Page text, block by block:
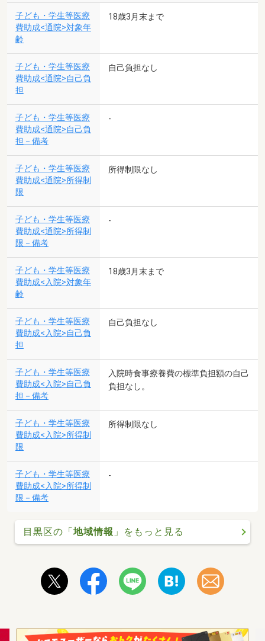
子ども・学生等医療
費助成<通院>対象年
齢
18歳3月末まで
子ども・学生等医療
費助成<通院>自己負
担
自己負担なし
子ども・学生等医療
費助成<通院>自己負
担－備考
-
子ども・学生等医療
費助成<通院>所得制
限
所得制限なし
子ども・学生等医療
費助成<通院>所得制
限－備考
-
子ども・学生等医療
費助成<入院>対象年
齢
18歳3月末まで
子ども・学生等医療
費助成<入院>自己負
担
自己負担なし
子ども・学生等医療
費助成<入院>自己負
担－備考
入院時食事療養費の標準負担額の自己
負担なし。
子ども・学生等医療
費助成<入院>所得制
限
所得制限なし
子ども・学生等医療
費助成<入院>所得制
限－備考
-
目黒区の「地域情報 」をもっと見る